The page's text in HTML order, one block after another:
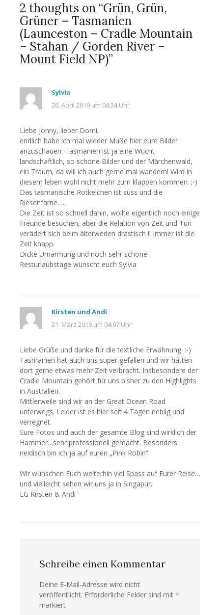
2 thoughts on “Grün, Grün,
Grüner – Tasmanien
(Launceston – Cradle Mountain
– Stahan / Gorden River –
Mount Field NP)”
Sylvia
26. April 2019 um 04:34 Uhr
Liebe Jonny, lieber Domi,
endlich habe ich mal wieder Muße hier eure Bilder
anzuschauen. Tasmanien ist ja eine Wucht
landschaftlich, so schöne Bilder und der Märchenwald,
ein Traum, da will ich auch gerne mal wandern! Wird in
diesem leben wohl nicht mehr zum klappen kommen. ;-)
Das tasmanische Rotkelchen ist süss und die
Riesenfarne…..
Die Zeit ist so schnell dahin, wollte eigentlich noch einige
Freunde besuchen, aber die Relation von Zeit und Tun
verädert sich beim älterweden drastisch !! Immer ist die
Zeit knapp.
Dicke Umarmung und noch sehr schöne
Resturlaubstage wünscht euch Sylvia
Kirsten und Andi
21. März 2019 um 04:07 Uhr
Liebe Grüße und danke für die textliche Erwähnung. :-)
Tasmanien hat auch uns super gefallen und wir hätten
dort gerne etwas mehr Zeit verbracht. Insbesondere der
Cradle Mountain gehört für uns bisher zu den Highlights
in Australien.
Mittlerweile sind wir an der Great Ocean Road
unterwegs. Leider ist es hier seit 4 Tagen neblig und
verregnet.
Eure Fotos und auch der gesamte Blog sind wirklich der
Hammer…sehr professionell gemacht. Besonders
neidisch bin ich ja auf euren „Pink Robin“.
Wir wünschen Euch weiterhin viel Spass auf Eurer Reise…
und vielleicht sehen wir uns ja in Singapur.
LG Kirsten & Andi
Schreibe einen Kommentar
Deine E-Mail-Adresse wird nicht
veröffentlicht. Erforderliche Felder sind mit *
markiert